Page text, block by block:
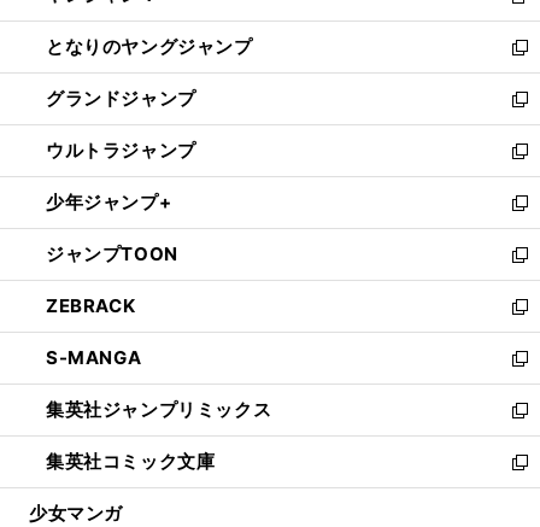
開
く
ン
ド
ウ
で
開
く
ウ
ィ
ン
ド
ウ
で
開
く
し
い
ウ
ィ
ン
ド
ウ
で
開
く
となりのヤングジャンプ
新
し
い
ウ
ィ
ン
ド
ウ
で
開
く
グランドジャンプ
新
し
い
ウ
ィ
ン
ド
ウ
で
開
く
ウルトラジャンプ
新
し
い
ウ
ィ
ン
ド
ウ
で
開
く
少年ジャンプ+
新
し
い
ウ
ィ
ン
ド
ウ
で
開
く
ジャンプTOON
新
し
い
ウ
ィ
ン
ド
ウ
で
開
ZEBRACK
新
し
い
ウ
ィ
ン
ド
ウ
S-MANGA
新
し
い
ウ
ィ
ン
集英社ジャンプリミックス
新
し
い
ウ
集英社コミック文庫
新
し
少女マンガ